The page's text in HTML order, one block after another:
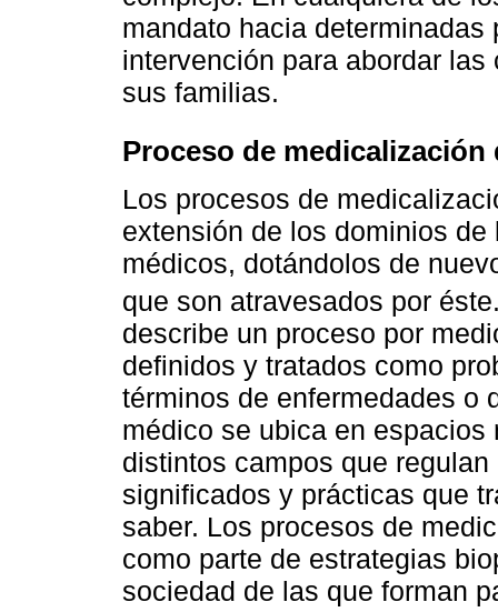
mandato hacia
intervención para abordar
sus familias.
Proceso de medicalización
Los procesos de
extensión de los dominios
médicos, dotándolos de
que son atravesados por
describe un proceso por
definidos y tratados como
términos de enfermedades o
médico se ubica en
distintos campos que
significados y prácticas que
saber. Los procesos de
como parte de estrategias
sociedad de las que forman